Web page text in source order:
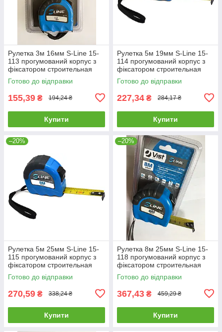
Рулетка 3м 16мм S-Line 15-
113 прогумований корпус з
фіксатором строительная
будівельна
Готово до відправки
155,39 ₴ 194,24 ₴
Купити
Рулетка 5м 19мм S-Line 15-
114 прогумований корпус з
фіксатором строительная
будівельна
Готово до відправки
227,34 ₴ 284,17 ₴
Купити
–20%
Рулетка 5м 25мм S-Line 15-
115 прогумований корпус з
фіксатором строительная
будівельна
Готово до відправки
270,59 ₴ 338,24 ₴
Купити
–20%
Рулетка 8м 25мм S-Line 15-
118 прогумований корпус з
фіксатором строительная
будівельна
Готово до відправки
367,43 ₴ 459,29 ₴
Купити